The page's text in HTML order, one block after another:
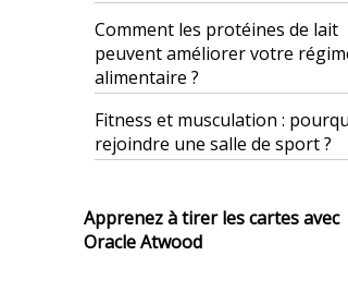
Comment les protéines de lait
peuvent améliorer votre
alimentaire ?
Fitness et musculation :
rejoindre une salle de sport ?
Apprenez à tirer les cartes avec
Oracle Atwood